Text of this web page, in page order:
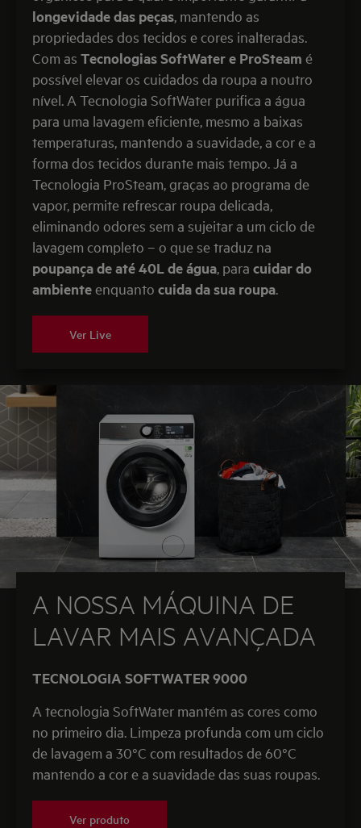
longevidade das peças, mantendo as
propriedades dos tecidos e cores inalteradas.
Com as Tecnologias SoftWater e ProSteam é
possível elevar os cuidados da roupa a noutro
nível. A Tecnologia SoftWater purifica a água
para uma lavagem eficiente, mesmo a baixas
temperaturas, mantendo a suavidade, a cor e a
forma dos tecidos durante mais tempo. Já a
Tecnologia ProSteam, graças ao programa de
vapor, permite refrescar roupa delicada,
eliminando odores sem a sujeitar a um ciclo de
lavagem completo – o que se traduz na
poupança de até 40L de água, para cuidar do
ambienteenquanto cuida da sua roupa.
Ver Live
A NOSSA MÁQUINA DE
LAVAR MAIS AVANÇADA
TECNOLOGIA SOFTWATER 9000
A tecnologia SoftWater mantém as cores como
no primeiro dia. Limpeza profunda com um ciclo
de lavagem a 30°C com resultados de 60°C
mantendo a cor e a suavidade das suas roupas.
Ver produto